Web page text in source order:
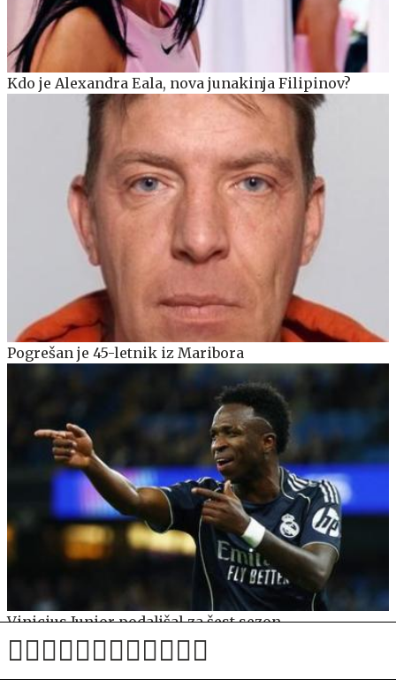
Kdo je Alexandra Eala, nova junakinja Filipinov?
Pogrešan je 45-letnik iz Maribora
Vinicius Junior podaljšal za šest sezon